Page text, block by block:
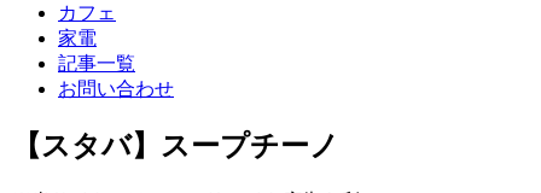
カフェ
家電
記事一覧
お問い合わせ
【スタバ】スープチーノ